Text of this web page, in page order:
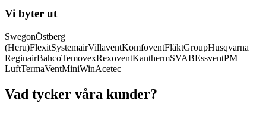
Vi byter ut
SwegonÖstberg
(Heru)FlexitSystemairVillaventKomfoventFläktGroupHusqvarna
ReginairBahcoTemovexRexoventKanthermSVABEssventPM
LuftTermaVentMiniWinAcetec
Vad tycker våra kunder?